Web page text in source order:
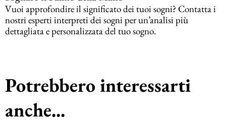
Vuoi approfondire il significato dei tuoi sogni? Contatta i
nostri esperti interpreti dei sogni per un’analisi più
dettagliata e personalizzata del tuo sogno.
Potrebbero interessarti
anche...